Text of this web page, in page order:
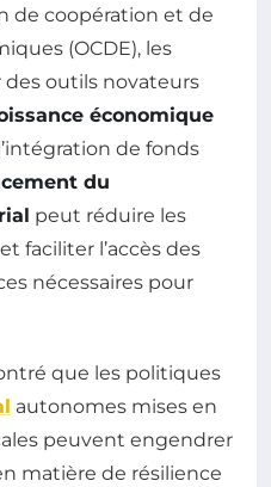
de coopération et de
(OCDE), les
outils novateurs
économique
de fonds
du
peut réduire les
faciliter l’accès des
nécessaires pour
que les politiques
autonomes mises en
peuvent engendrer
matière de résilience